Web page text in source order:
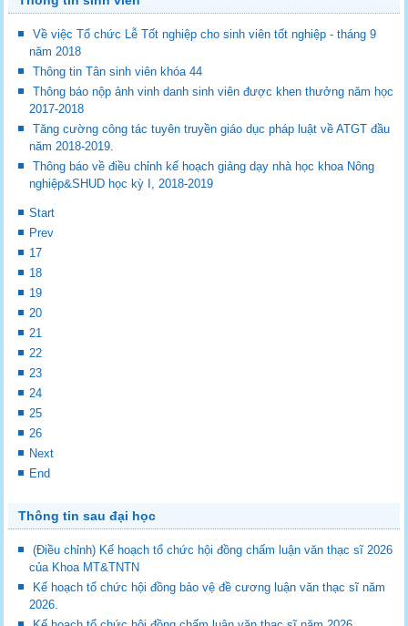
Về việc Tổ chức Lễ Tốt nghiệp cho sinh viên tốt nghiệp - tháng 9
năm 2018
Thông tin Tân sinh viên khóa 44
Thông báo nộp ảnh vinh danh sinh viên được khen thưởng năm học
2017-2018
Tăng cường công tác tuyên truyền giáo dục pháp luật về ATGT đầu
năm 2018-2019.
Thông báo về điều chỉnh kế hoạch giảng dạy nhà học khoa Nông
nghiệp&SHUD học kỳ I, 2018-2019
Start
Prev
17
18
19
20
21
22
23
24
25
26
Next
End
Thông tin sau đại học
(Điều chỉnh) Kế hoạch tổ chức hội đồng chấm luận văn thạc sĩ 2026
của Khoa MT&TNTN
Kế hoạch tổ chức hội đồng bảo vệ đề cương luận văn thạc sĩ năm
2026.